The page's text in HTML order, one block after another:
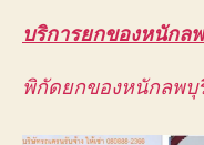
บริการยกของหนักล
พิกัดยกของหนักลพบุ